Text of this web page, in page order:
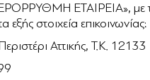
ΕΤΑΙΡΕΙΑ»,
στοιχεία επικοινωνίας:
Αττικής, Τ.Κ. 12133